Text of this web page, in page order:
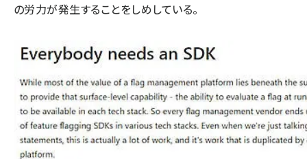
の労力が発生することをしめしている。